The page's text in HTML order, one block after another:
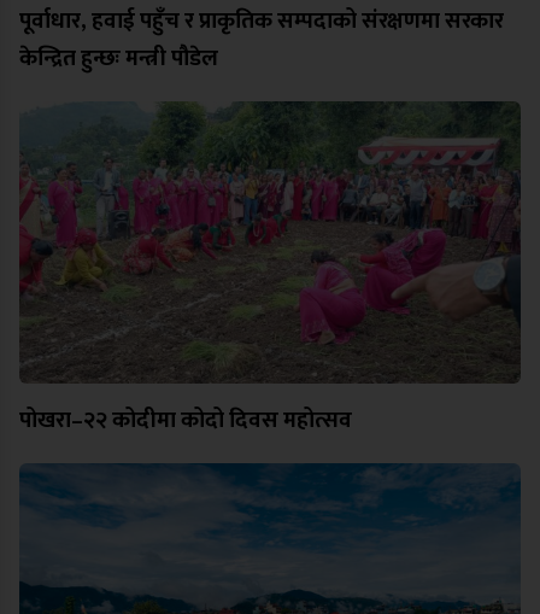
पूर्वाधार, हवाई पहुँच र प्राकृतिक सम्पदाको संरक्षणमा सरकार
केन्द्रित हुन्छः मन्त्री पौडेल
पोखरा–२२ कोदीमा कोदो दिवस महोत्सव